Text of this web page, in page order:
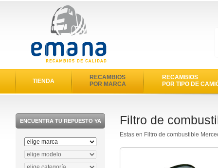
TIENDA
RECAMBIOS
POR MARCA
RECAMBIOS
POR TIPO DE
ENCUENTRA TU REPUESTO YA Filtro de
Estas en Filtro de combustible